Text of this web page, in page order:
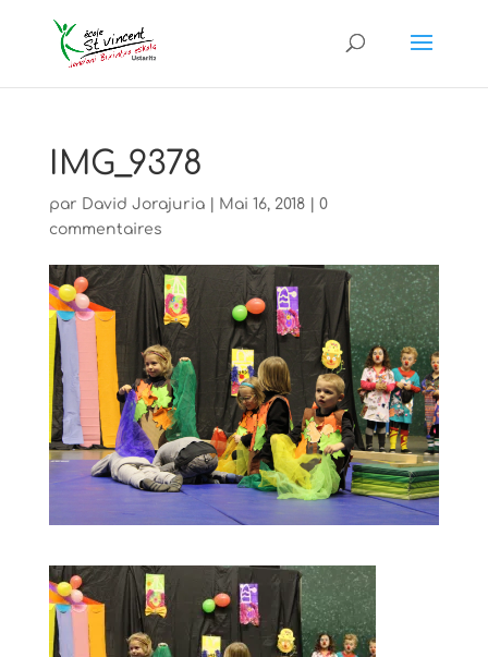
IMG_9378
par David Jorajuria| Mai 16, 2018| 0
commentaires